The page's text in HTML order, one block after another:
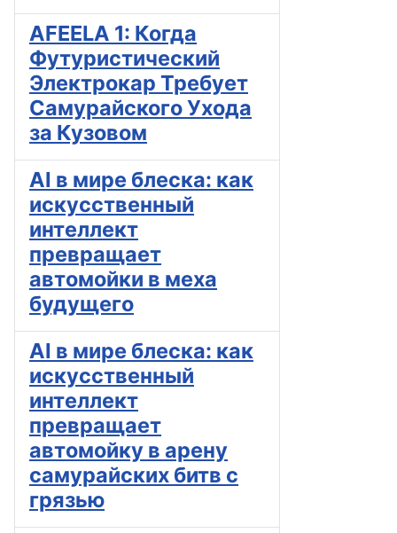
AFEELA 1: Когда
Футуристический
Электрокар Требует
Самурайского Ухода
за Кузовом
AI в мире блеска: как
искусственный
интеллект
превращает
автомойки в меха
будущего
AI в мире блеска: как
искусственный
интеллект
превращает
автомойку в арену
самурайских битв с
грязью